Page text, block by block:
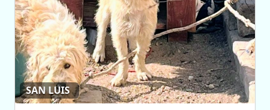
SAN LUIS